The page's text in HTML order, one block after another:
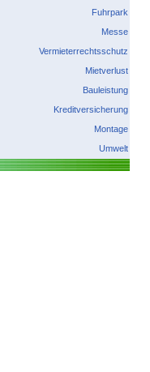
Fuhrpark
Messe
Vermieterrechtsschutz
Mietverlust
Bauleistung
Kreditversicherung
Montage
Umwelt